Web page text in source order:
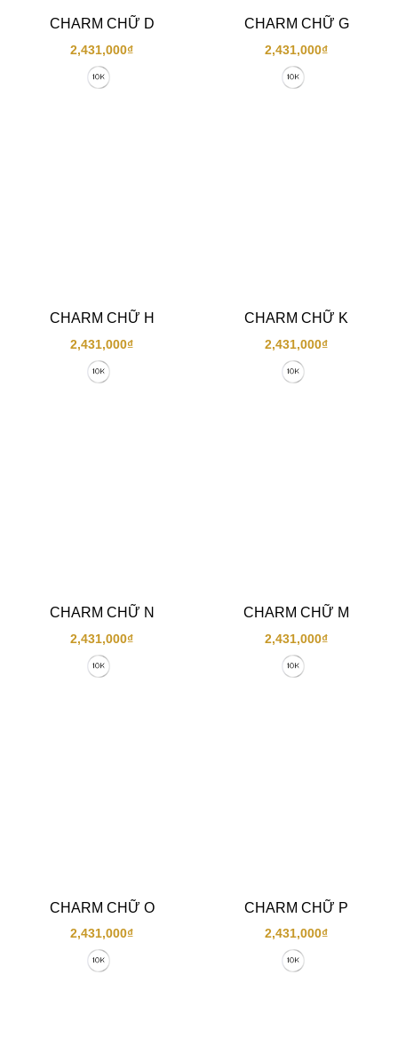
CHARM CHỮ D
2,431,000₫
CHARM CHỮ G
2,431,000₫
CHARM CHỮ H
2,431,000₫
CHARM CHỮ K
2,431,000₫
CHARM CHỮ N
2,431,000₫
CHARM CHỮ M
2,431,000₫
CHARM CHỮ O
2,431,000₫
CHARM CHỮ P
2,431,000₫